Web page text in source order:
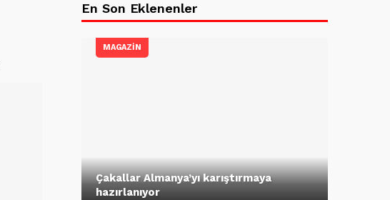
En Son Eklenenler
MAGAZİN
Çakallar Almanya’yı karıştırmaya
hazırlanıyor